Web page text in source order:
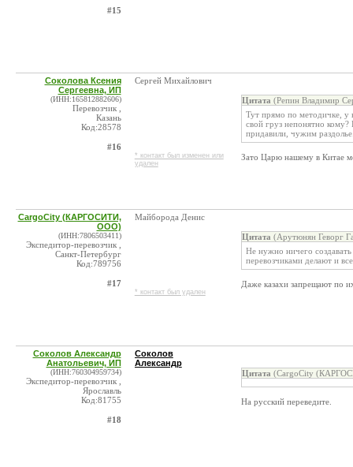
#15
Соколова Ксения
Сергеевна, ИП
(ИНН:165812882606)
Перевозчик ,
Казань
Код:28578
#16
Сергей Михайлович
* контакт был изменен или
удален
Цитата (Репин Владимир
Тут прямо по методичке, у
свой груз непонятно
придавили, чужим
Зато Царю нашему в Китае
CargoCity (КАРГОСИТИ,
ООО)
(ИНН:7806503411)
Экспедитор-перевозчик ,
Санкт-Петербург
Код:789756
#17
Майборода Денис
* контакт был удален
Цитата (Арутюнян Геворг
Не нужно ничего создавать
перевозчиками делают и
Даже казахи запрещают по
Соколов Александр
Анатольевич, ИП
(ИНН:760304959734)
Экспедитор-перевозчик ,
Ярославль
Код:81755
#18
Соколов
Александр
Цитата (CargoCity
На русский переведите.